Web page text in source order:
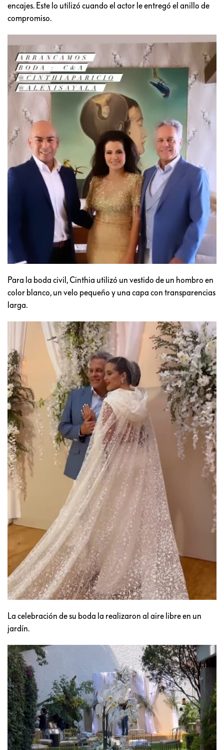
encajes. Este lo utilizó cuando el actor le entregó el anillo de
compromiso.
Para la boda civil, Cinthia utilizó un vestido de un hombro en
color blanco, un velo pequeño y una capa con transparencias
larga.
La celebración de su boda la realizaron al aire libre en un
jardín.